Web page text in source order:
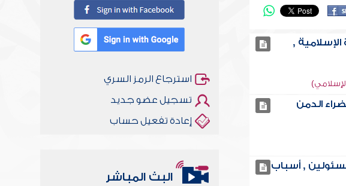
,
الدمن
, أسباب
استرجاع الرمز السري
تسجيل عضو جديد
إعادة تفعيل حساب
البث المباشر